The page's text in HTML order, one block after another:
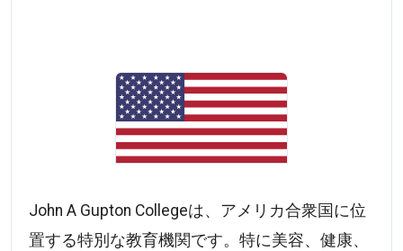
John A Gupton Collegeは、アメリカ合衆国に位
置する特別な教育機関です。特に美容、健康、